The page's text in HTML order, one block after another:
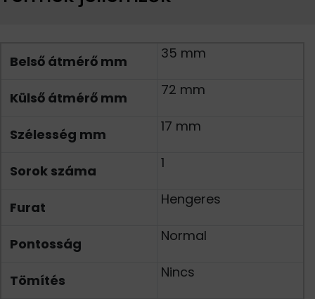
Belső átmérő mm 35 mm
Külső átmérő mm 72 mm
Szélesség mm 17 mm
Sorok száma 1
Furat Hengeres
Pontosság Normal
Tömítés Nincs